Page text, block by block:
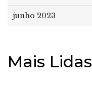
junho 2023
Mais Lidas